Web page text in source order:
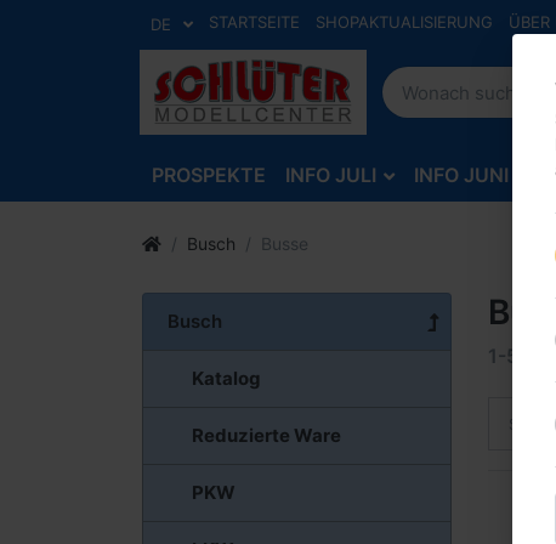
DE STARTSEITE SHOPAKTUALISIERUNG ÜBER
PROSPEKTE INFO JULI INFO JUNI
Busch Busse
Busch
Katalog
Reduzierte Ware
PKW
1-5